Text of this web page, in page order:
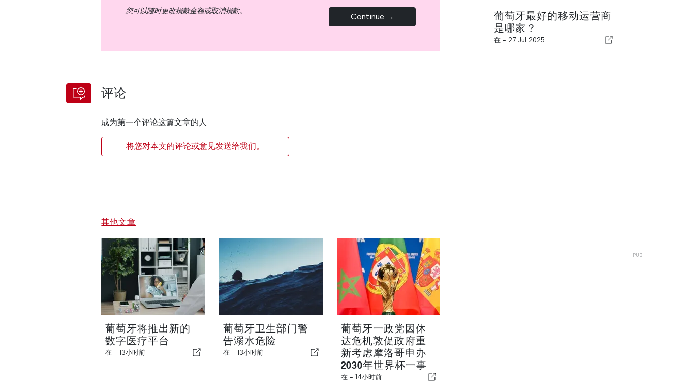
您可以随时更改捐款金额或取消捐款。
Continue →
评论
成为第一个评论这篇文章的人
将您对本文的评论或意见发送给我们。
葡萄牙最好的移动运营商
是哪家？
在 - 27 Jul 2025
其他文章
葡萄牙将推出新的
数字医疗平台
在 -13小时前
葡萄牙卫生部门警
告溺水危险
在 -13小时前
葡萄牙一政党因休
达危机敦促政府重
新考虑摩洛哥申办
2030年世界杯一事
在 - 14小时前